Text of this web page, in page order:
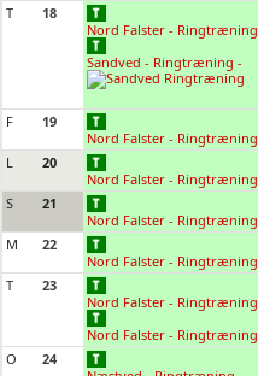
T
18
Nord Falster - Ringtræning
Sandved - Ringtræning -
F
19
Nord Falster - Ringtræning
L
20
Nord Falster - Ringtræning
S
21
Nord Falster - Ringtræning
M
22
Nord Falster - Ringtræning
T
23
Nord Falster - Ringtræning
Nord Falster - Ringtræning
O
24